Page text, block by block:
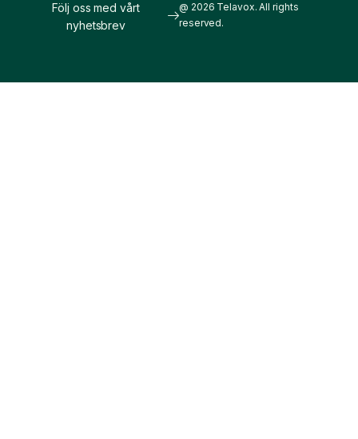
@ 2026 Telavox. All rights
reserved.
Följ oss med vårt
nyhetsbrev